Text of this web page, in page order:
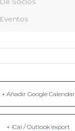
Eventos
+ Añadir Google Calendar
+ iCal / Outlook export